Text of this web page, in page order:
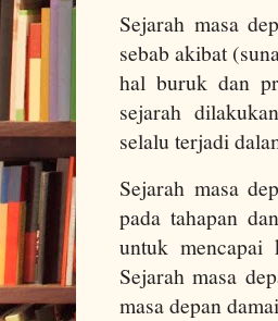
Sejarah masa
sebab akibat
hal buruk dan
sejarah
selalu terjadi
Sejarah masa
pada tahapan
untuk mencapai
Sejarah masa
masa depan